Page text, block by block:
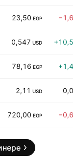
23,50 EGP
0,547 USD
Fertilizers &
78,16 EGP
2,11 USD
720,00 EGP